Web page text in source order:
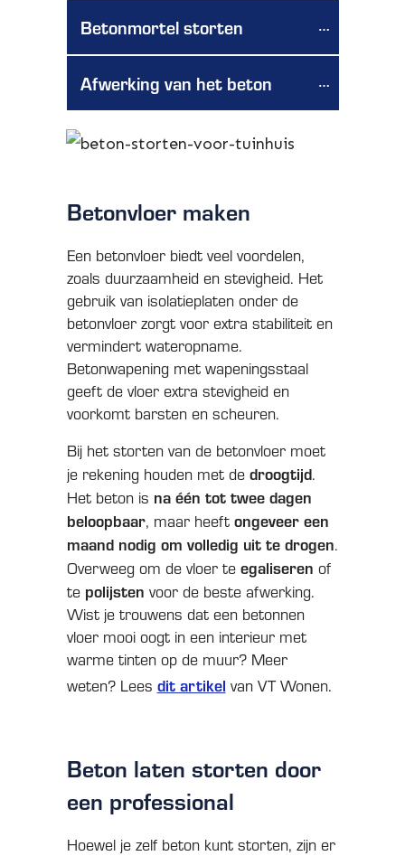
Betonmortel storten
Afwerking van het beton
Betonvloer maken
Een betonvloer biedt veel voordelen,
zoals duurzaamheid en stevigheid. Het
gebruik van isolatieplaten onder de
betonvloer zorgt voor extra stabiliteit en
vermindert wateropname.
Betonwapening met wapeningsstaal
geeft de vloer extra stevigheid en
voorkomt barsten en scheuren.
Bij het storten van de betonvloer moet
je rekening houden met de droogtijd.
Het beton is na één tot twee dagen
beloopbaar, maar heeft ongeveer een
maand nodig om volledig uit te drogen.
Overweeg om de vloer te egaliseren of
te polijsten voor de beste afwerking.
Wist je trouwens dat een betonnen
vloer mooi oogt in een interieur met
warme tinten op de muur? Meer
weten? Lees dit artikel van VT Wonen.
Beton laten storten door
een professional
Hoewel je zelf beton kunt storten, zijn er